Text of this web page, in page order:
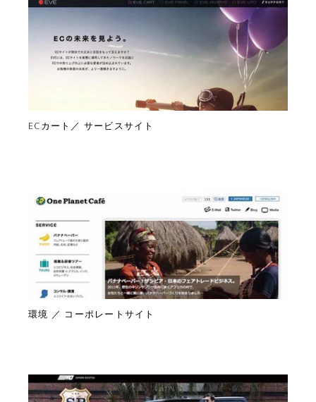
ECカート／ サービスサイト
環境 ／ コーポレートサイト